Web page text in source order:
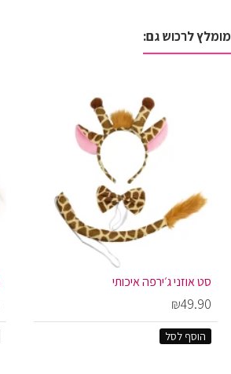
מומלץ לרכוש גם:
סט אוזני ג׳ירפה איכותי
₪49.90
הוסף לסל